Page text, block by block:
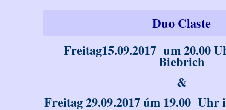
Duo Claste
Freitag15.09.2017 um 20.00
Biebrich
&
Freitag 29.09.2017 úm 19.00